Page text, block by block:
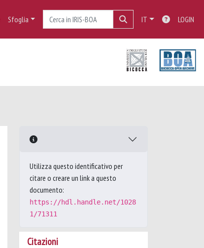
Sfoglia IT LOGIN
Utilizza questo identificativo per
citare o creare un link a questo
documento:
https://hdl.handle.net/1028
1/71311
Citazioni